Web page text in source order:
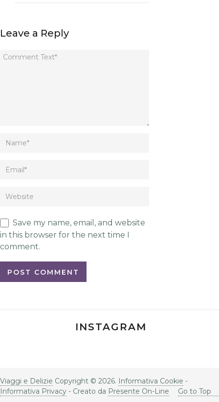
Leave a Reply
Save my name, email, and website
in this browser for the next time I
comment.
INSTAGRAM
Viaggi e Delizie Copyright © 2026. Informativa Cookie -
Informativa Privacy - Creato da Presente On-Line Go to Top